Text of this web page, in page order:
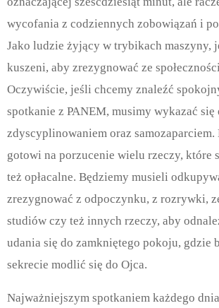
wycofania z codziennych zobowiązań i
Jako ludzie żyjący w trybikach maszyny,
kuszeni, aby zrezygnować ze
Oczywiście, jeśli chcemy znaleźć
spotkanie z PANEM, musimy wykazać się
zdyscyplinowaniem oraz
gotowi na porzucenie wielu rzeczy, które
też opłacalne. Będziemy musieli
zrezygnować z odpoczynku, z rozrywki,
studiów czy też innych rzeczy, aby
udania się do zamkniętego pokoju, gdzie
sekrecie modlić się do Ojca.
Najważniejszym spotkaniem każdego